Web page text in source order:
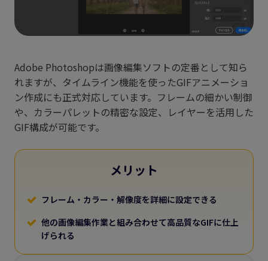
Adobe Photoshopは画像編集ソフトの定番として知ら
れますが、タイムライン機能を使ったGIFアニメーショ
ン作成にも正式対応しています。フレームの細かい制御
や、カラーパレットの精密な設定、レイヤーを活用した
GIF構成が可能です。
メリット
フレーム・カラー・解像度を詳細に設定できる
他の画像編集作業と組み合わせて高品質なGIFに仕上
げられる